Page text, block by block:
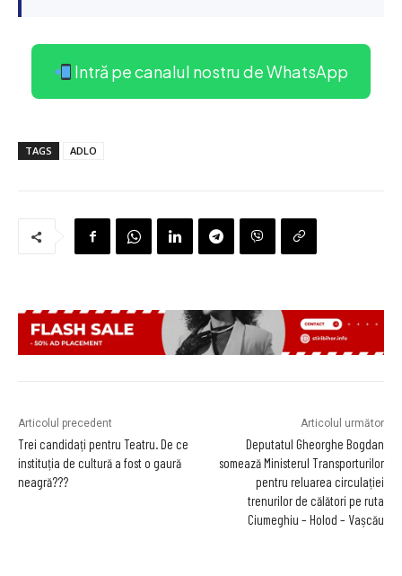
Intră pe canalul nostru de WhatsApp
TAGS ADLO
Articolul precedent
Trei candidați pentru Teatru. De ce
instituția de cultură a fost o gaură
neagră???
Articolul următor
Deputatul Gheorghe Bogdan
somează Ministerul Transporturilor
pentru reluarea circulației
trenurilor de călători pe ruta
Ciumeghiu – Holod – Vașcău